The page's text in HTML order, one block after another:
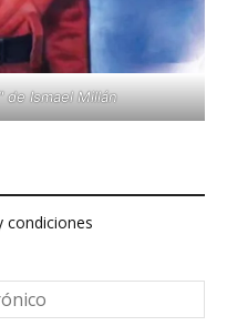
Ismael Millán
condiciones